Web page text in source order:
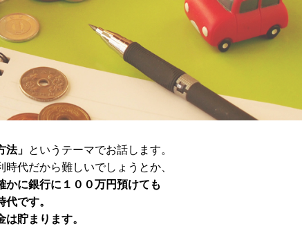
」 というテーマでお話します。
代だから難しいでしょうとか、
かに銀行に１００万円預けても
です。
貯まります。